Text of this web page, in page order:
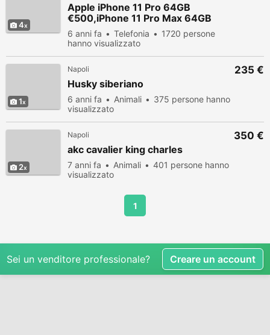
4
Apple iPhone 11 Pro 64GB
€500,iPhone 11 Pro Max 64GB
€530
6 anni fa Telefonia
1720 persone
hanno visualizzato
1
Napoli
Husky siberiano
6 anni fa Animali
375 persone hanno
visualizzato
235 €
2
Napoli
akc cavalier king charles
7 anni fa Animali
401 persone hanno
visualizzato
350 €
1
Sei un venditore professionale? Creare un account